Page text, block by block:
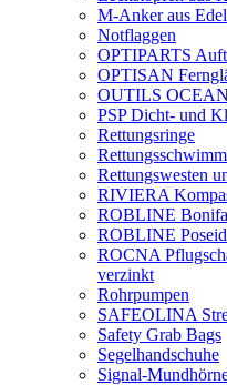
M-Anker aus
Notflaggen
OPTIPARTS
OPTISAN
OUTILS
PSP Dicht- und
Rettungsringe
Rettungswesten
RIVIERA
ROBLINE
ROBLINE
ROCNA
verzinkt
Rohrpumpen
SAFEOLINA
Safety Grab Bags
Segelhandschuhe
Signal-